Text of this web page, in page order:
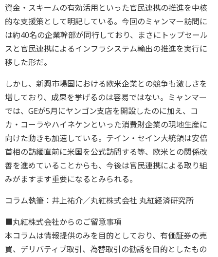
資金・スキームの有効活用といった官民連携の推進を中核
的な支援策として明記している。今回のミャンマー訪問に
は約40名の企業幹部が同行しており、まさにトップセール
スと官民連携によるインフラシステム輸出の推進を実行に
移した形だ。
しかし、新興市場国における欧米企業との競争も激しさを
増しており、成果を挙げるのは容易ではない。ミャンマー
では、GEが5月にヤンゴン支店を開設したのに加え、コ
カ・コーラやハイネケンといった消費財企業の現地生産に
向けた動きも加速している。テイン・セイン大統領は安倍
首相の訪緬直前に米国を公式訪問する等、欧米との関係改
善を進めていることからも、今後は官民連携による取り組
みがますます重要になるとみられる。
コラム執筆：井上祐介／丸紅株式会社 丸紅経済研究所
■丸紅株式会社からのご留意事項
本コラムは情報提供のみを目的としており、有価証券の売
買、デリバティブ取引、為替取引の勧誘を目的としたもの